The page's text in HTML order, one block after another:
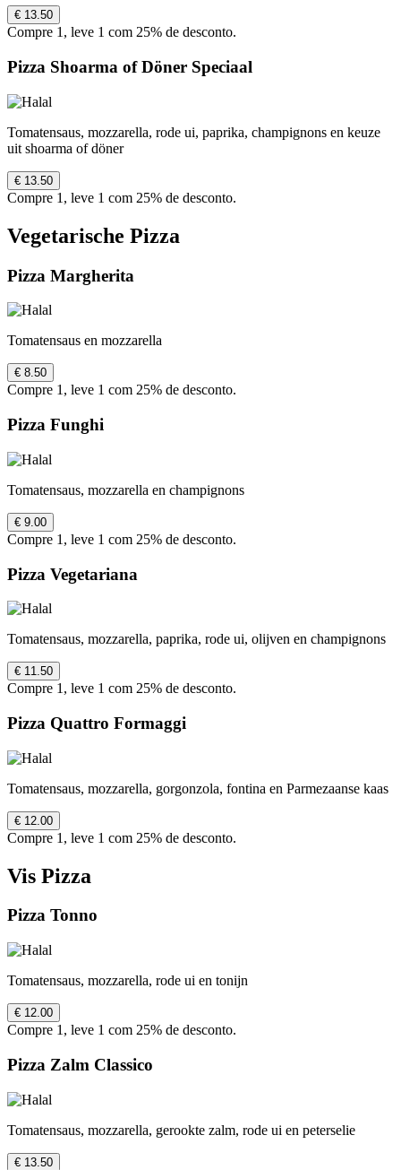
€ 13.50
Compre 1, leve 1 com 25% de desconto.
Pizza Shoarma of Döner Speciaal
Tomatensaus, mozzarella, rode ui, paprika, champignons en keuze
uit shoarma of döner
€ 13.50
Compre 1, leve 1 com 25% de desconto.
Vegetarische Pizza
Pizza Margherita
Tomatensaus en mozzarella
€ 8.50
Compre 1, leve 1 com 25% de desconto.
Pizza Funghi
Tomatensaus, mozzarella en champignons
€ 9.00
Compre 1, leve 1 com 25% de desconto.
Pizza Vegetariana
Tomatensaus, mozzarella, paprika, rode ui, olijven en champignons
€ 11.50
Compre 1, leve 1 com 25% de desconto.
Pizza Quattro Formaggi
Tomatensaus, mozzarella, gorgonzola, fontina en Parmezaanse kaas
€ 12.00
Compre 1, leve 1 com 25% de desconto.
Vis Pizza
Pizza Tonno
Tomatensaus, mozzarella, rode ui en tonijn
€ 12.00
Compre 1, leve 1 com 25% de desconto.
Pizza Zalm Classico
Tomatensaus, mozzarella, gerookte zalm, rode ui en peterselie
€ 13.50